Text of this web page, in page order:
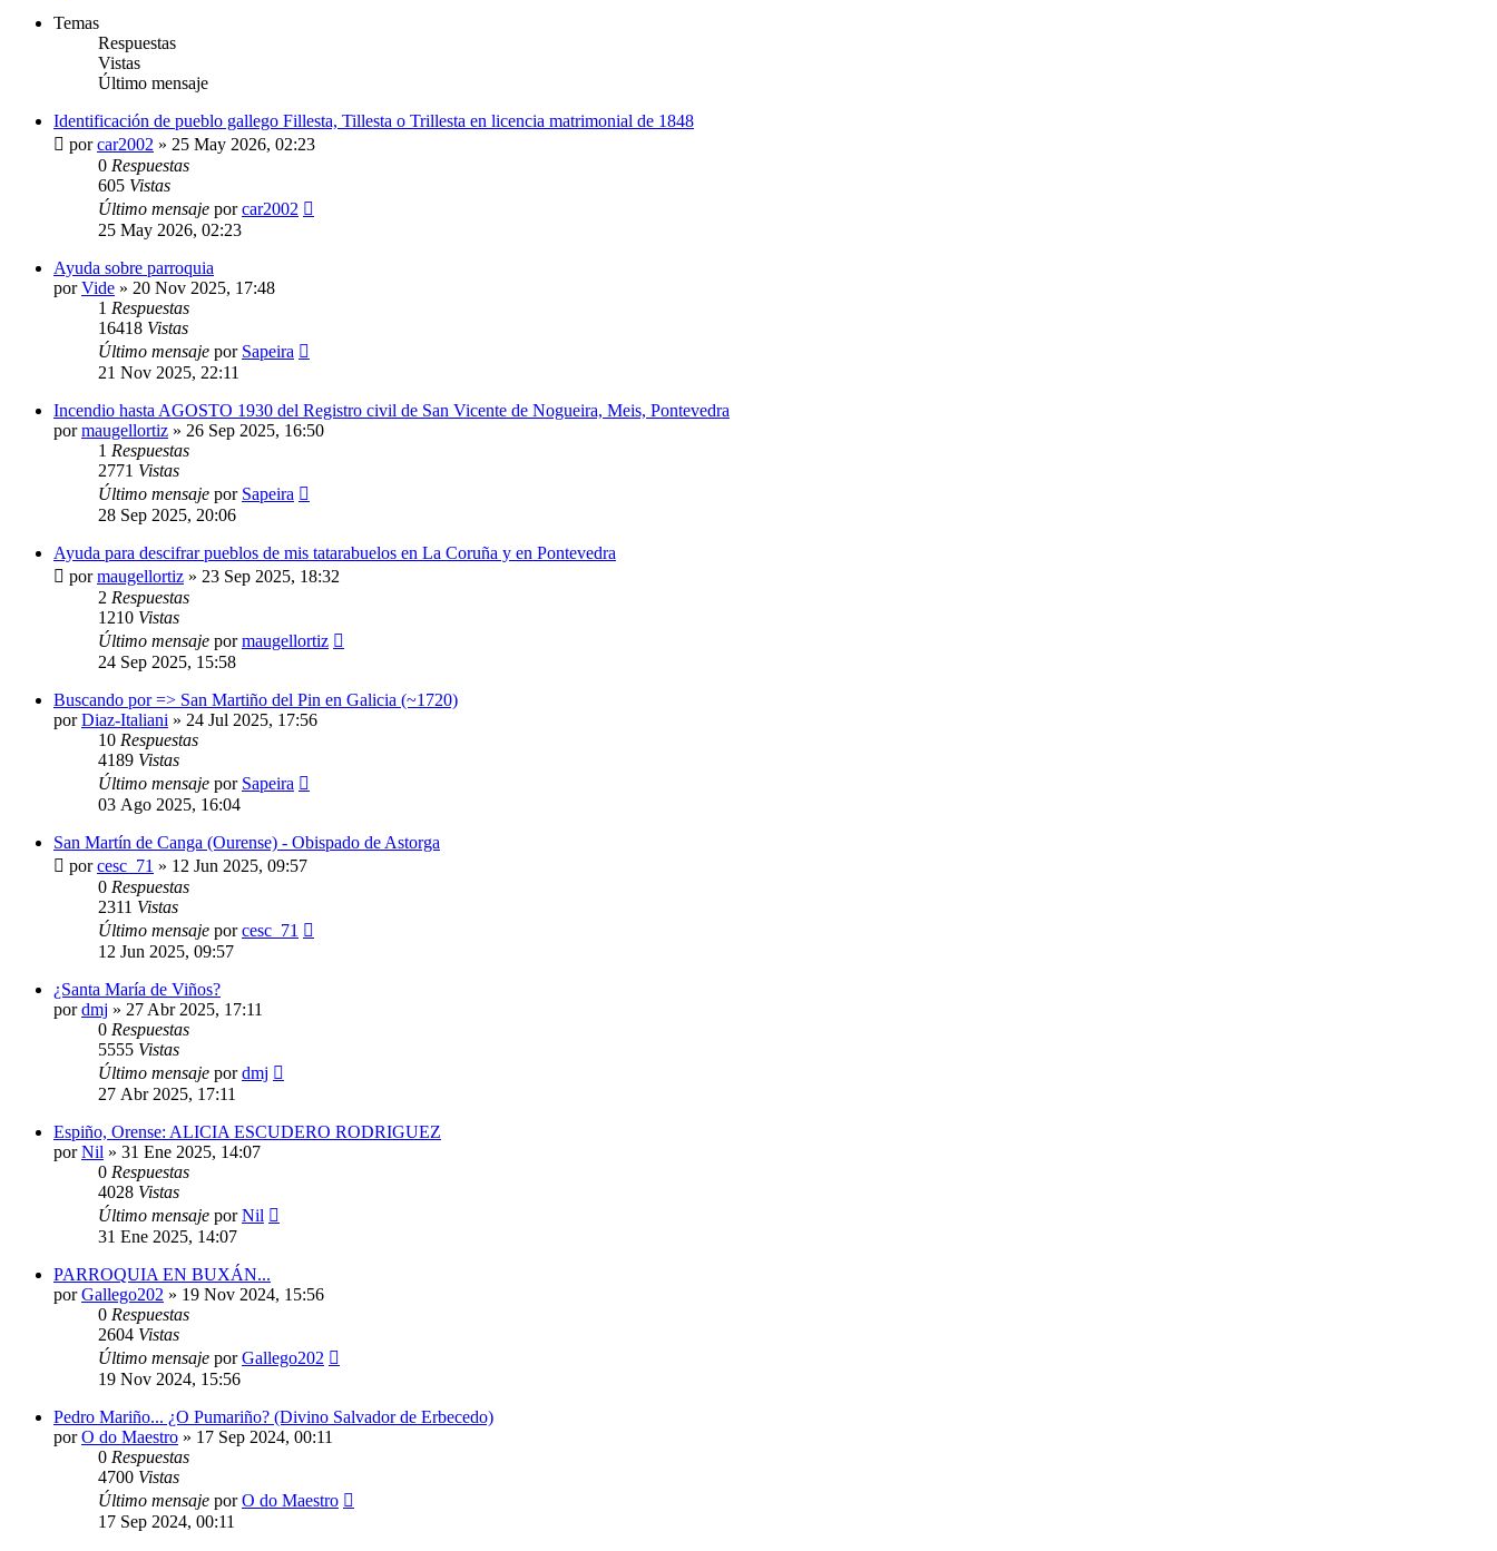
Temas
Respuestas
Vistas
Último mensaje
Identificación de pueblo gallego Fillesta, Tillesta o Trillesta en licencia matrimonial de 1848
porcar2002 » 25 May 2026, 02:23
0 Respuestas
605 Vistas
Último mensaje porcar2002
25 May 2026, 02:23
Ayuda sobre parroquia
porVide » 20 Nov 2025, 17:48
1 Respuestas
16418 Vistas
Último mensaje por Sapeira
21 Nov 2025, 22:11
Incendio hasta AGOSTO 1930 del Registro civil de San Vicente de Nogueira, Meis, Pontevedra
pormaugellortiz » 26 Sep 2025, 16:50
1 Respuestas
2771 Vistas
Último mensaje por Sapeira
28 Sep 2025, 20:06
Ayuda para descifrar pueblos de mis tatarabuelos en La Coruña y en Pontevedra
pormaugellortiz » 23 Sep 2025, 18:32
2 Respuestas
1210 Vistas
Último mensaje pormaugellortiz
24 Sep 2025, 15:58
Buscando por => San Martiño del Pin en Galicia (~1720)
porDiaz-Italiani » 24 Jul 2025, 17:56
10 Respuestas
4189 Vistas
Último mensaje por Sapeira
03 Ago 2025, 16:04
San Martín de Canga (Ourense) - Obispado de Astorga
porcesc_71 » 12 Jun 2025, 09:57
0 Respuestas
2311 Vistas
Último mensaje porcesc_71
12 Jun 2025, 09:57
¿Santa María de Viños?
pordmj » 27 Abr 2025, 17:11
0 Respuestas
5555 Vistas
Último mensaje pordmj
27 Abr 2025, 17:11
Espiño, Orense: ALICIA ESCUDERO RODRIGUEZ
porNil » 31 Ene 2025, 14:07
0 Respuestas
4028 Vistas
Último mensaje porNil
31 Ene 2025, 14:07
PARROQUIA EN BUXÁN...
porGallego202 » 19 Nov 2024, 15:56
0 Respuestas
2604 Vistas
Último mensaje porGallego202
19 Nov 2024, 15:56
Pedro Mariño... ¿O Pumariño? (Divino Salvador de Erbecedo)
porO do Maestro » 17 Sep 2024, 00:11
0 Respuestas
4700 Vistas
Último mensaje porO do Maestro
17 Sep 2024, 00:11